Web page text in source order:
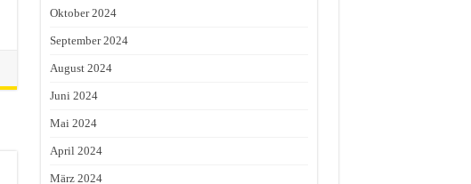
Oktober 2024
September 2024
August 2024
Juni 2024
Mai 2024
April 2024
März 2024